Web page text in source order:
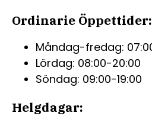
Ordinarie Öppettider:
Måndag-fredag:
Lördag: 08:00-20:00
Söndag: 09:00-19:00
Helgdagar: